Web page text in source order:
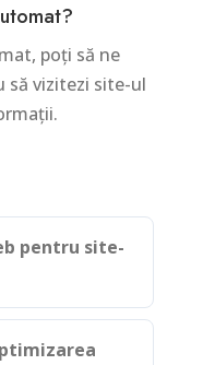
poți să ne
să vizitezi site-ul
pentru site-